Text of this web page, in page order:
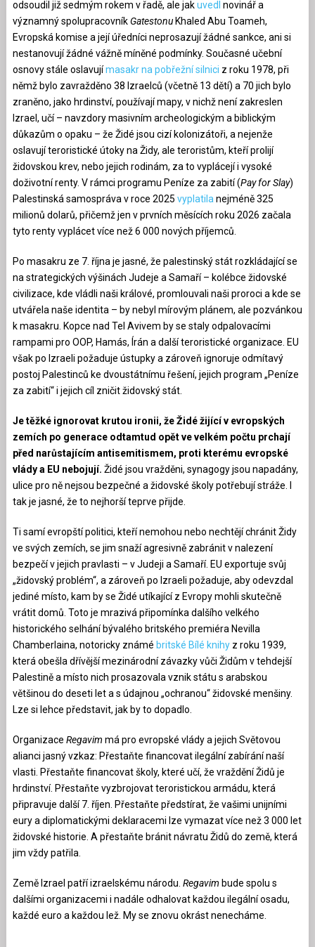
odsoudil již sedmým rokem v řadě, ale jakuvedl novinář a
významný spolupracovník GatestonuKhaled Abu Toameh,
Evropská komise a její úředníci neprosazují žádné sankce, ani si
nestanovují žádné vážně míněné podmínky. Současné učební
osnovy stále oslavujímasakr na pobřežní silnici z roku 1978, při
němž bylo zavražděno 38 Izraelců (včetně 13 dětí) a 70 jich bylo
zraněno, jako hrdinství, používají mapy, v nichž není zakreslen
Izrael, učí – navzdory masivním archeologickým a biblickým
důkazům o opaku – že Židé jsou cizí kolonizátoři, a nejenže
oslavují teroristické útoky na Židy, ale teroristům, kteří prolijí
židovskou krev, nebo jejich rodinám, za to vyplácejí i vysoké
doživotní renty. V rámci programu Peníze za zabití (Pay for Slay)
Palestinská samospráva v roce 2025 vyplatila nejméně 325
milionů dolarů, přičemž jen v prvních měsících roku 2026 začala
tyto renty vyplácet více než 6 000 nových příjemců.
Po masakru ze 7. října je jasné, že palestinský stát rozkládající se
na strategických výšinách Judeje a Samaří – kolébce židovské
civilizace, kde vládli naši králové, promlouvali naši proroci a kde se
utvářela naše identita – by nebyl mírovým plánem, ale pozvánkou
k masakru. Kopce nad Tel Avivem by se staly odpalovacími
rampami pro OOP, Hamás, Írán a další teroristické organizace. EU
však po Izraeli požaduje ústupky a zároveň ignoruje odmítavý
postoj Palestinců ke dvoustátnímu řešení, jejich program „Peníze
za zabití“ i jejich cíl zničit židovský stát.
Je těžké ignorovat krutou ironii, že Židé žijící v evropských
zemích po generace odtamtud opět ve velkém počtu prchají
před narůstajícím antisemitismem, proti kterému evropské
vlády a EU nebojují. Židé jsou vražděni, synagogy jsou napadány,
ulice pro ně nejsou bezpečné a židovské školy potřebují stráže. I
tak je jasné, že to nejhorší teprve přijde.
Ti samí evropští politici, kteří nemohou nebo nechtějí chránit Židy
ve svých zemích, se jim snaží agresivně zabránit v nalezení
bezpečí v jejich pravlasti – v Judeji a Samaří. EU exportuje svůj
„židovský problém“, a zároveň po Izraeli požaduje, aby odevzdal
jediné místo, kam by se Židé utíkající z Evropy mohli skutečně
vrátit domů. Toto je mrazivá připomínka dalšího velkého
historického selhání bývalého britského premiéra Nevilla
Chamberlaina, notoricky známé britské Bílé knihyz roku 1939,
která obešla dřívější mezinárodní závazky vůči Židům v tehdejší
Palestině a místo nich prosazovala vznik státu s arabskou
většinou do deseti let a s údajnou „ochranou“ židovské menšiny.
Lze si lehce představit, jak by to dopadlo.
Organizace Regavim má pro evropské vlády a jejich Světovou
alianci jasný vzkaz: Přestaňte financovat ilegální zabírání naší
vlasti. Přestaňte financovat školy, které učí, že vraždění Židů je
hrdinství. Přestaňte vyzbrojovat teroristickou armádu, která
připravuje další 7. říjen. Přestaňte předstírat, že vašimi unijními
eury a diplomatickými deklaracemi lze vymazat více než 3 000 let
židovské historie. A přestaňte bránit návratu Židů do země, která
jim vždy patřila.
Země Izrael patří izraelskému národu. Regavim bude spolu s
dalšími organizacemi i nadále odhalovat každou ilegální osadu,
každé euro a každou lež. My se znovu okrást nenecháme.